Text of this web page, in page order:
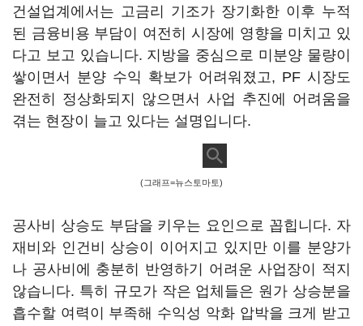
건설업계에서는 고금리 기조가 장기화한 이후 누적
된 금융비용 부담이 여전히 시장에 영향을 미치고 있
다고 보고 있습니다. 지방을 중심으로 미분양 물량이
쌓이면서 분양 수익 확보가 어려워졌고, PF 시장도
완전히 정상화되지 않으면서 사업 추진에 어려움을
겪는 현장이 늘고 있다는 설명입니다.
(그래프=뉴스토마토)
공사비 상승도 부담을 키우는 요인으로 꼽힙니다. 자
재비와 인건비 상승이 이어지고 있지만 이를 분양가
나 공사비에 충분히 반영하기 어려운 사업장이 적지
않습니다. 특히 규모가 작은 업체들은 원가 상승분을
흡수할 여력이 부족해 수익성 악화 압박을 크게 받고